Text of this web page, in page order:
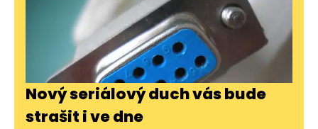
Nový seriálový duch vás bude
strašit i ve dne